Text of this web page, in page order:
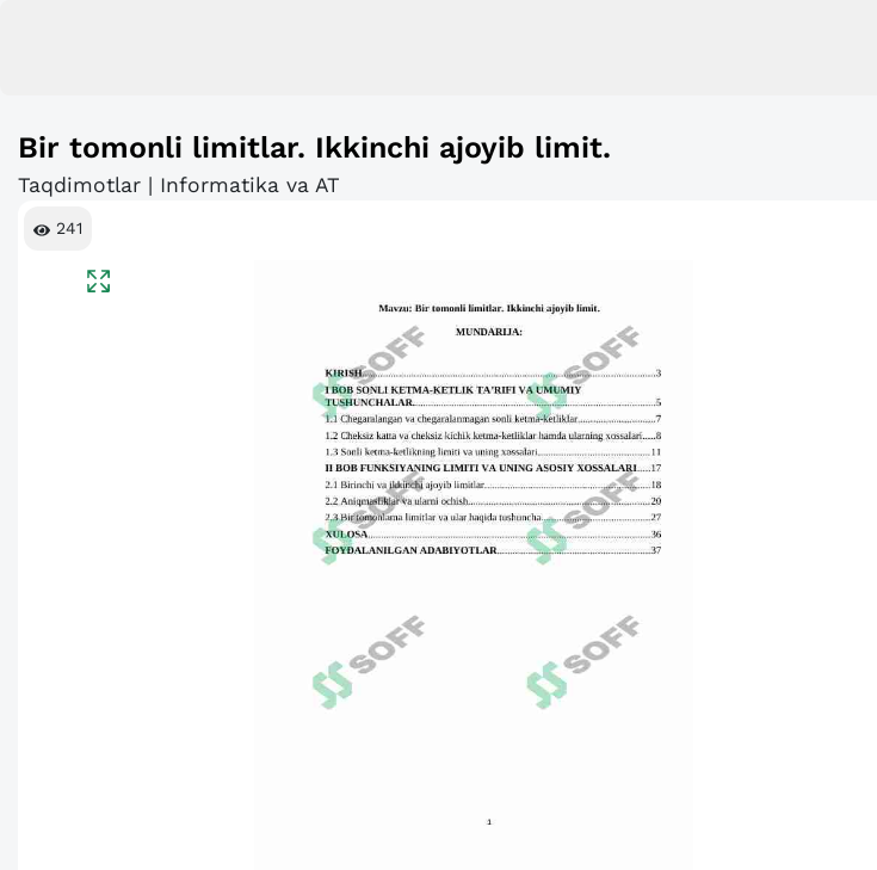
Bir tomonli limitlar. Ikkinchi ajoyib limit.
Taqdimotlar | Informatika va AT
241